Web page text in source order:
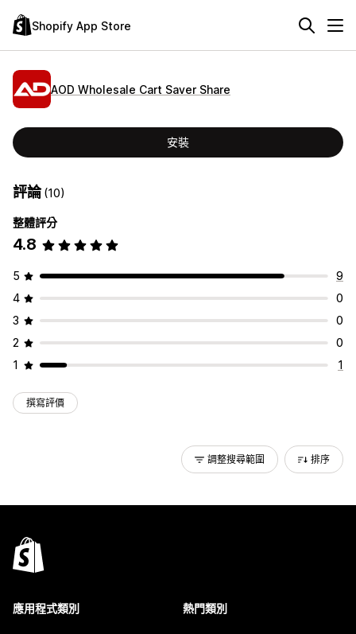
Shopify App Store
AOD Wholesale Cart Saver Share
安裝
評論(10)
整體評分
4.8
5
9
4
0
3
0
2
0
1
1
撰寫評價
調整搜尋範圍 排序
應用程式類別 熱門類別